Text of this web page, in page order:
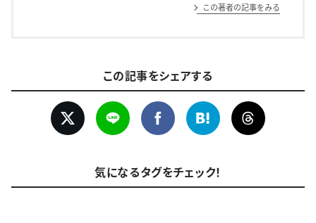
この著者の記事をみる
この記事をシェアする
気になるタグをチェック！